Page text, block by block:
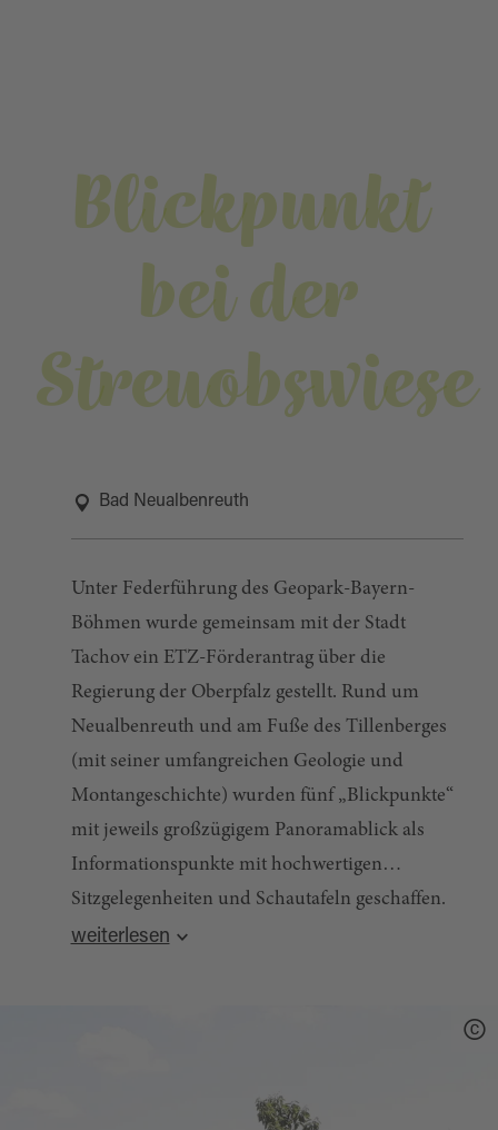
Blickpunkt
bei der
Streuobswiese
Bad Neualbenreuth
Unter Federführung des Geopark-Bayern-
Böhmen wurde gemeinsam mit der Stadt
Tachov ein ETZ-Förderantrag über die
Regierung der Oberpfalz gestellt. Rund um
Neualbenreuth und am Fuße des Tillenberges
(mit seiner umfangreichen Geologie und
Montangeschichte) wurden fünf „Blickpunkte“
mit jeweils großzügigem Panoramablick als
Informationspunkte mit hochwertigen
Sitzgelegenheiten und Schautafeln geschaffen.
Die Blickpunkte informieren über die Geologie
wird mit dem „Europäischen Fonds für
Quelle:destination.one
weiterlesen